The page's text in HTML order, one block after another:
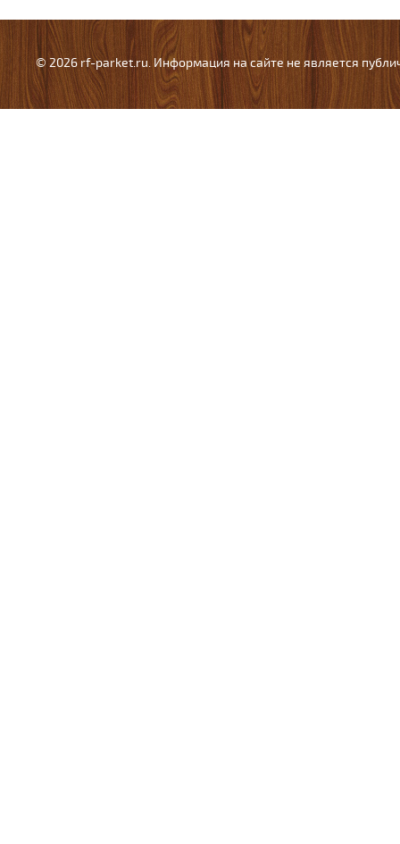
© 2026 rf-parket.ru. Информация на сайте не является